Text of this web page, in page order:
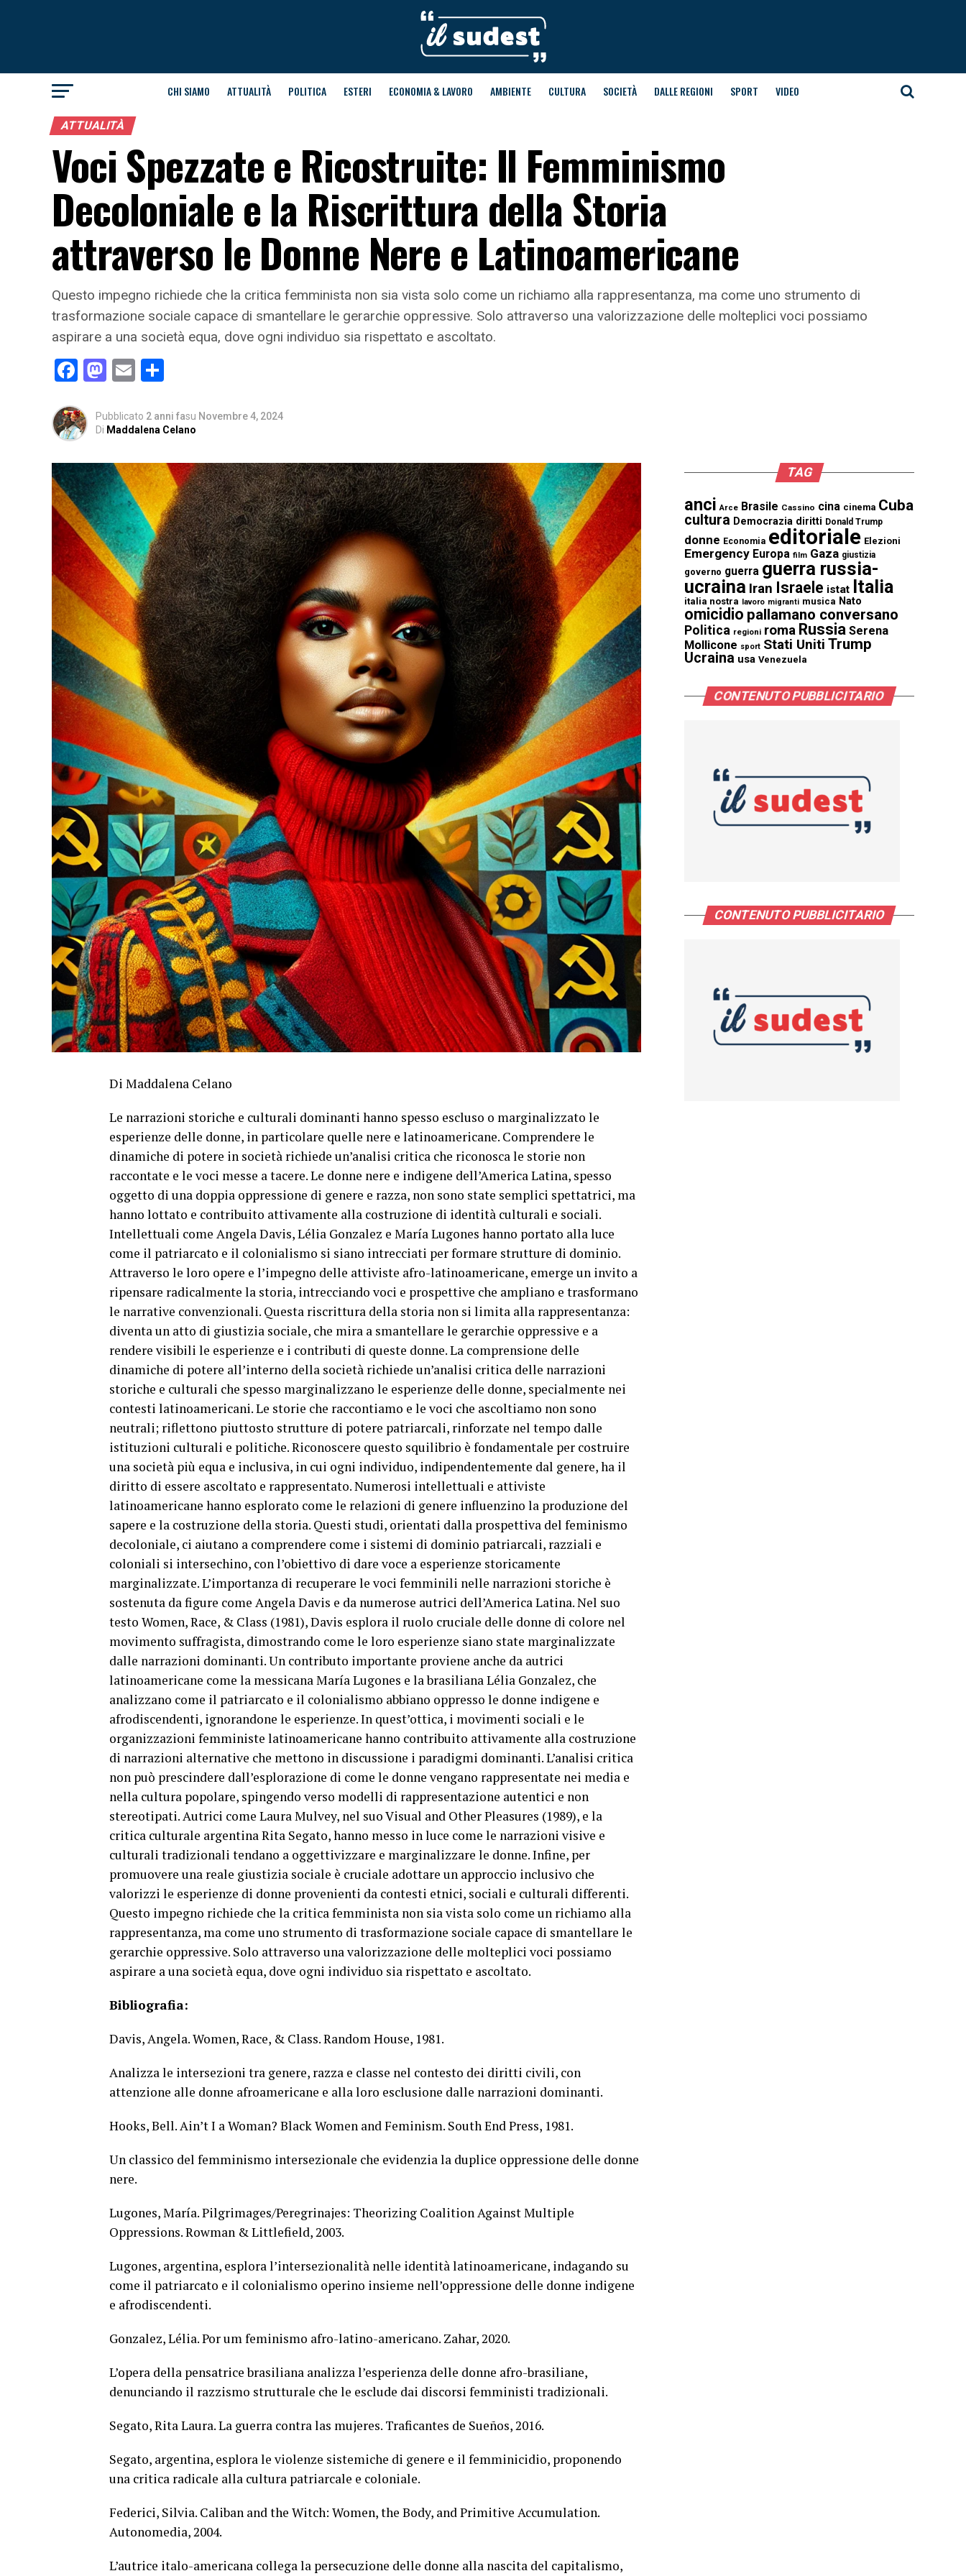
CHI SIAMO ATTUALITÀ POLITICA ESTERI ECONOMIA & LAVORO AMBIENTE CULTURA SOCIETÀ DALLE REGIONI SPORT VIDEO
ATTUALITÀ
Voci Spezzate e Ricostruite: Il Femminismo
Decoloniale e la Riscrittura della Storia
attraverso le Donne Nere e Latinoamericane
Questo impegno richiede che la critica femminista non sia vista solo come un richiamo alla rappresentanza, ma come uno strumento di
trasformazione sociale capace di smantellare le gerarchie oppressive. Solo attraverso una valorizzazione delle molteplici voci possiamo
aspirare a una società equa, dove ogni individuo sia rispettato e ascoltato.
Facebook
Mastodon
Email
Pubblicato 2 anni fasu Novembre 4, 2024
Di Maddalena Celano
Di Maddalena Celano
Le narrazioni storiche e culturali dominanti hanno spesso escluso o marginalizzato le
esperienze delle donne, in particolare quelle nere e latinoamericane. Comprendere le
dinamiche di potere in società richiede un’analisi critica che riconosca le storie non
raccontate e le voci messe a tacere. Le donne nere e indigene dell’America Latina, spesso
oggetto di una doppia oppressione di genere e razza, non sono state semplici spettatrici, ma
hanno lottato e contribuito attivamente alla costruzione di identità culturali e sociali.
Intellettuali come Angela Davis, Lélia Gonzalez e María Lugones hanno portato alla luce
come il patriarcato e il colonialismo si siano intrecciati per formare strutture di dominio.
Attraverso le loro opere e l’impegno delle attiviste afro-latinoamericane, emerge un invito a
ripensare radicalmente la storia, intrecciando voci e prospettive che ampliano e trasformano
le narrative convenzionali. Questa riscrittura della storia non si limita alla rappresentanza:
diventa un atto di giustizia sociale, che mira a smantellare le gerarchie oppressive e a
rendere visibili le esperienze e i contributi di queste donne. La comprensione delle
dinamiche di potere all’interno della società richiede un’analisi critica delle narrazioni
storiche e culturali che spesso marginalizzano le esperienze delle donne, specialmente nei
contesti latinoamericani. Le storie che raccontiamo e le voci che ascoltiamo non sono
neutrali; riflettono piuttosto strutture di potere patriarcali, rinforzate nel tempo dalle
istituzioni culturali e politiche. Riconoscere questo squilibrio è fondamentale per costruire
una società più equa e inclusiva, in cui ogni individuo, indipendentemente dal genere, ha il
diritto di essere ascoltato e rappresentato. Numerosi intellettuali e attiviste
latinoamericane hanno esplorato come le relazioni di genere influenzino la produzione del
sapere e la costruzione della storia. Questi studi, orientati dalla prospettiva del feminismo
decoloniale, ci aiutano a comprendere come i sistemi di dominio patriarcali, razziali e
coloniali si intersechino, con l’obiettivo di dare voce a esperienze storicamente
marginalizzate. L’importanza di recuperare le voci femminili nelle narrazioni storiche è
sostenuta da figure come Angela Davis e da numerose autrici dell’America Latina. Nel suo
testo Women, Race, & Class (1981), Davis esplora il ruolo cruciale delle donne di colore nel
movimento suffragista, dimostrando come le loro esperienze siano state marginalizzate
dalle narrazioni dominanti. Un contributo importante proviene anche da autrici
latinoamericane come la messicana María Lugones e la brasiliana Lélia Gonzalez, che
analizzano come il patriarcato e il colonialismo abbiano oppresso le donne indigene e
afrodiscendenti, ignorandone le esperienze. In quest’ottica, i movimenti sociali e le
organizzazioni femministe latinoamericane hanno contribuito attivamente alla costruzione
di narrazioni alternative che mettono in discussione i paradigmi dominanti. L’analisi critica
non può prescindere dall’esplorazione di come le donne vengano rappresentate nei media e
nella cultura popolare, spingendo verso modelli di rappresentazione autentici e non
stereotipati. Autrici come Laura Mulvey, nel suo Visual and Other Pleasures (1989), e la
critica culturale argentina Rita Segato, hanno messo in luce come le narrazioni visive e
culturali tradizionali tendano a oggettivizzare e marginalizzare le donne. Infine, per
promuovere una reale giustizia sociale è cruciale adottare un approccio inclusivo che
valorizzi le esperienze di donne provenienti da contesti etnici, sociali e culturali differenti.
Questo impegno richiede che la critica femminista non sia vista solo come un richiamo alla
rappresentanza, ma come uno strumento di trasformazione sociale capace di smantellare le
gerarchie oppressive. Solo attraverso una valorizzazione delle molteplici voci possiamo
aspirare a una società equa, dove ogni individuo sia rispettato e ascoltato.
Bibliografia:
Davis, Angela. Women, Race, & Class. Random House, 1981.
Analizza le intersezioni tra genere, razza e classe nel contesto dei diritti civili, con
attenzione alle donne afroamericane e alla loro esclusione dalle narrazioni dominanti.
Hooks, Bell. Ain’t I a Woman? Black Women and Feminism. South End Press, 1981.
Un classico del femminismo intersezionale che evidenzia la duplice oppressione delle donne
nere.
Lugones, María. Pilgrimages/Peregrinajes: Theorizing Coalition Against Multiple
Oppressions. Rowman & Littlefield, 2003.
Lugones, argentina, esplora l’intersezionalità nelle identità latinoamericane, indagando su
come il patriarcato e il colonialismo operino insieme nell’oppressione delle donne indigene
e afrodiscendenti.
Gonzalez, Lélia. Por um feminismo afro-latino-americano. Zahar, 2020.
L’opera della pensatrice brasiliana analizza l’esperienza delle donne afro-brasiliane,
denunciando il razzismo strutturale che le esclude dai discorsi femministi tradizionali.
Segato, Rita Laura. La guerra contra las mujeres. Traficantes de Sueños, 2016.
Segato, argentina, esplora le violenze sistemiche di genere e il femminicidio, proponendo
una critica radicale alla cultura patriarcale e coloniale.
Federici, Silvia. Caliban and the Witch: Women, the Body, and Primitive Accumulation.
Autonomedia, 2004.
L’autrice italo-americana collega la persecuzione delle donne alla nascita del capitalismo,
TAG
anci Arce Brasile Cassino cina cinema Cuba
cultura Democrazia diritti Donald Trump
donne Economia editoriale Elezioni
Emergency Europa film Gaza giustizia
governo guerra guerra russia-
ucraina Iran Israele istat Italia
italia nostra lavoro migranti musica Nato
omicidio pallamano conversano
Politica regioni roma Russia Serena
Mollicone sport Stati Uniti Trump
Ucraina usa Venezuela
CONTENUTO PUBBLICITARIO
CONTENUTO PUBBLICITARIO